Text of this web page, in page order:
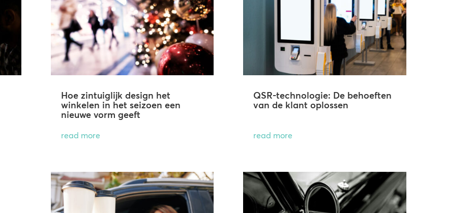
Hoe zintuiglijk design het
winkelen in het seizoen een
nieuwe vorm geeft
read more
QSR-technologie: De behoeften
van de klant oplossen
read more